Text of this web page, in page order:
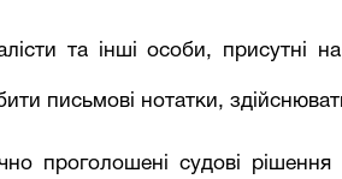
та інші особи, присутні
письмові нотатки,
проголошені судові